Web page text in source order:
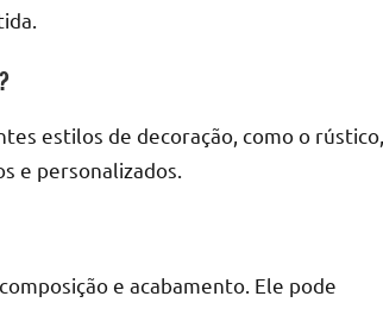
estilos de decoração, como o rústico,
e personalizados.
e acabamento. Ele pode